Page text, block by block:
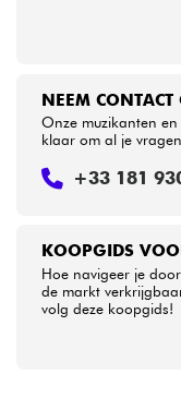
KOOPGIDS
Hoe navigeer je
de markt
volg deze koopgids!
NEEM
Onze muzikanten
klaar om al je
+33 181